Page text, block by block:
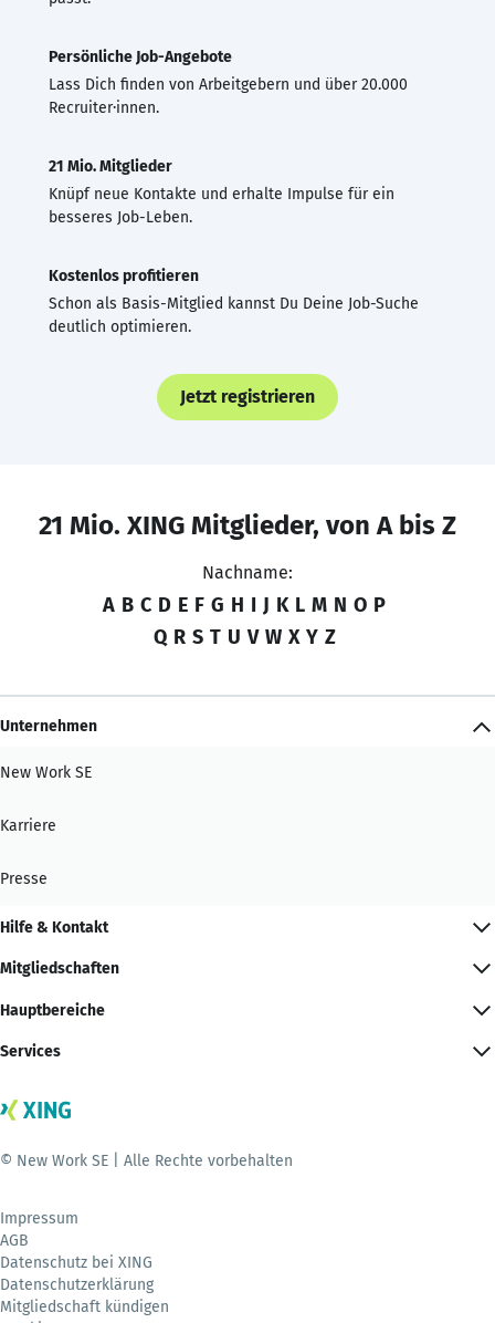
Persönliche Job-Angebote
Lass Dich finden von Arbeitgebern und über 20.000
Recruiter·innen.
21 Mio. Mitglieder
Knüpf neue Kontakte und erhalte Impulse für ein
besseres Job-Leben.
Kostenlos profitieren
Schon als Basis-Mitglied kannst Du Deine Job-Suche
deutlich optimieren.
Jetzt registrieren
21 Mio. XING Mitglieder, von A bis Z
Nachname:
A B C D E F G H I J K L M N O P
Q R S T U V W X Y Z
Unternehmen
New Work SE
Karriere
Presse
Hilfe & Kontakt
Mitgliedschaften
Hauptbereiche
Services
© New Work SE | Alle Rechte vorbehalten
Impressum
AGB
Datenschutz bei XING
Datenschutzerklärung
Mitgliedschaft kündigen